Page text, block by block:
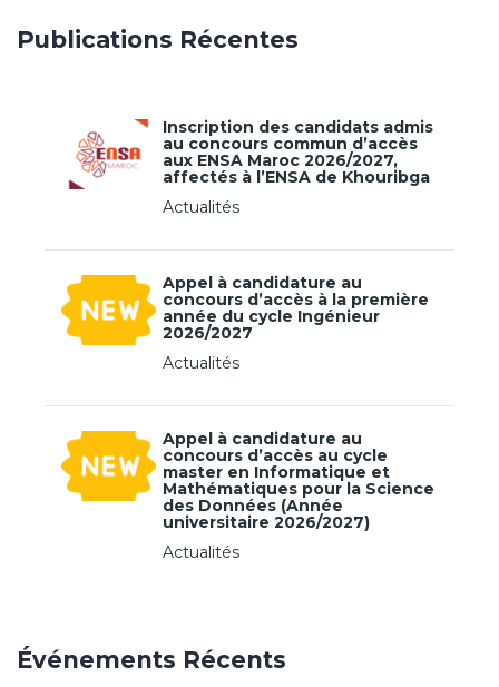
r
Publications Récentes
Inscription des candidats admis
au concours commun d’accès
aux ENSA Maroc 2026/2027,
affectés à l’ENSA de Khouribga
Actualités
Appel à candidature au
concours d’accès à la première
année du cycle Ingénieur
2026/2027
Actualités
Appel à candidature au
concours d’accès au cycle
master en Informatique et
Mathématiques pour la Science
des Données (Année
universitaire 2026/2027)
Actualités
Événements Récents